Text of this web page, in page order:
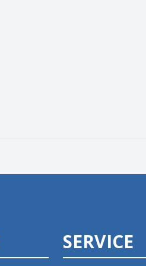
SERVICE